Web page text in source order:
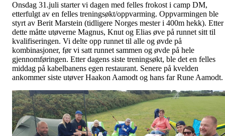
Onsdag 31.juli starter vi dagen med felles frokost i camp DM,
etterfulgt av en felles treningsøkt/oppvarming. Oppvarmingen ble
styrt av Berit Marstein (tidligere Norges mester i 400m hekk). Etter
dette måtte utøverne Magnus, Knut og Elias øve på runnet sitt til
kvalifiseringen. Vi delte opp runnet til alle og øvde på
kombinasjoner, før vi satt runnet sammen og øvde på hele
gjennomføringen. Etter dagens siste treningsøkt, ble det en felles
middag på kabelbanens egen restaurant. Senere på kvelden
ankommer siste utøver Haakon Aamodt og hans far Rune Aamodt.